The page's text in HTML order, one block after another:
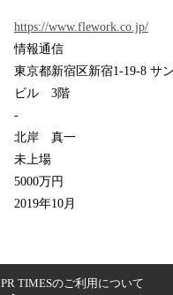
https://www.flework.co.jp/
情報通信
東京都新宿区新宿1-19-8 サ
ビル 3階
-
北岸 真一
未上場
5000万円
2019年10月
PR TIMESのご利用について